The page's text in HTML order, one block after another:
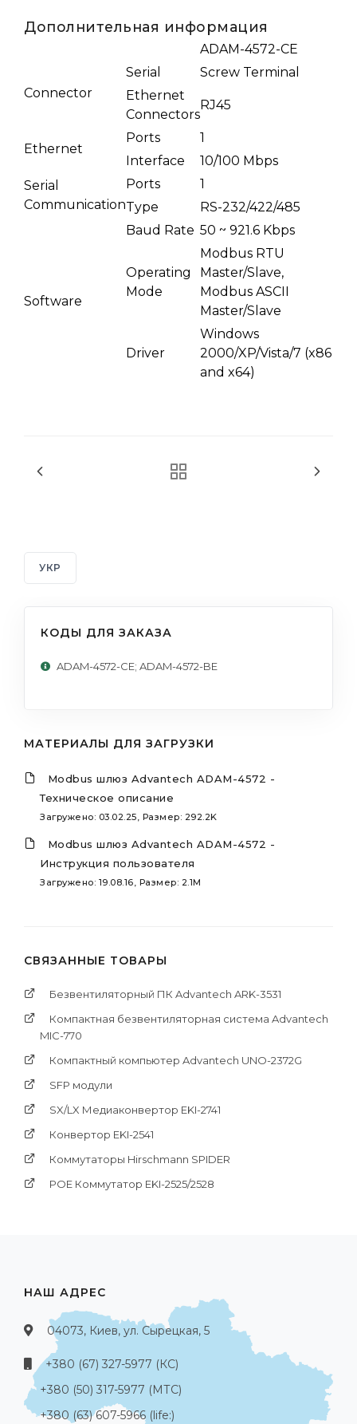
Дополнительная информация
ADAM-4572-CE
Connector
Serial
Screw Terminal
Ethernet
Connectors
RJ45
Ethernet
Ports
1
Interface
10/100 Mbps
Serial
Communication
Ports
1
Type
RS-232/422/485
Software
Baud Rate 50 ~ 921.6 Kbps
Operating
Mode
Modbus RTU
Master/Slave,
Modbus ASCII
Master/Slave
Driver
Windows
2000/XP/Vista/7 (x86
and x64)
УКР
КОДЫ ДЛЯ ЗАКАЗА
ADAM-4572-CE; ADAM-4572-BE
МАТЕРИАЛЫ ДЛЯ ЗАГРУЗКИ
Modbus шлюз Advantech ADAM-4572 -
Техническое описание
Загружено: 03.02.25, Размер: 292.2K
Modbus шлюз Advantech ADAM-4572 -
Инструкция пользователя
Загружено: 19.08.16, Размер: 2.1M
СВЯЗАННЫЕ ТОВАРЫ
Безвентиляторный ПК Advantech ARK-3531
Компактная безвентиляторная система Advantech
MIC-770
Компактный компьютер Advantech UNO-2372G
SFP модули
SX/LX Медиаконвертор EKI-2741
Конвертор EKI-2541
Коммутаторы Hirschmann SPIDER
POE Коммутатор EKI-2525/2528
НАШ АДРЕС
04073, Киев, ул. Сырецкая, 5
+380 (67) 327-5977 (КС)
+380 (50) 317-5977 (МТС)
+380 (63) 607-5966 (life:)